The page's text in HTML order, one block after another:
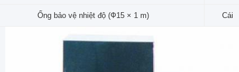
Ống bảo vệ nhiệt độ (Ф15 × 1 m) Cái